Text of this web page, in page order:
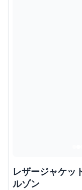
レザージャケッ
ルゾン